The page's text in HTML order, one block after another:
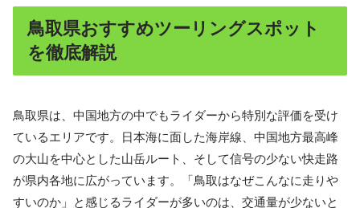
鳥取県おすすめツーリングスポット
を徹底解説
鳥取県は、中国地方の中でもライダーから特別な評価を受け
ているエリアです。日本海に面した海岸線、中国地方最高峰
の大山を中心とした山岳ルート、そして信号の少ない快走路
が県内各地に広がっています。「鳥取はなぜこんなに走りや
すいのか」と感じるライダーが多いのは、交通量が少ないと